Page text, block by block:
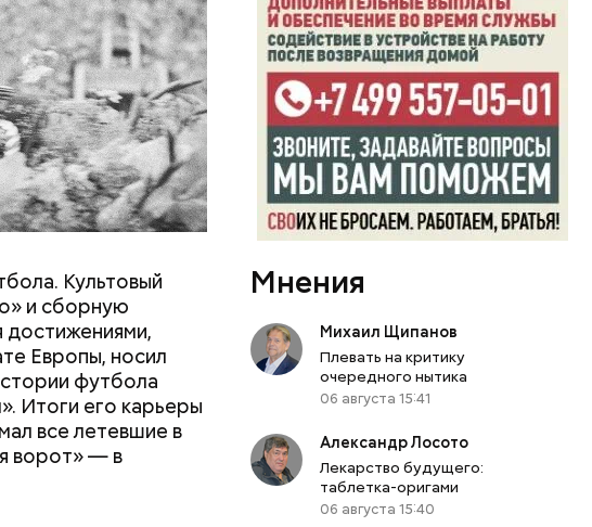
Культовый
и сборную
Европы, носил
футбола
Итоги его карьеры
все летевшие в
ворот» — в
подростком стал
освоил слесарное
Агай и Джума Чока
Мнения
Михаил Щипанов
Плевать на критику
очередного нытика
06 августа 15:41
Александр Лосото
Лекарство будущего:
таблетка-оригами
06 августа 15:40